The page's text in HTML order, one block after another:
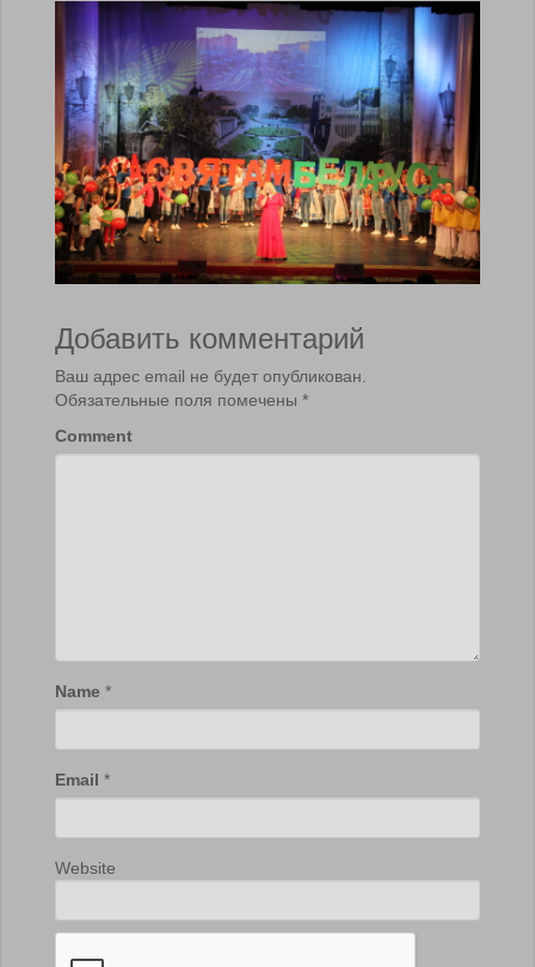
Добавить комментарий
Ваш адрес email не будет опубликован.
Обязательные поля помечены *
Comment
Name *
Email *
Website